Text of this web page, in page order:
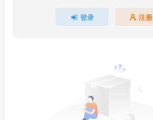
登录 注册